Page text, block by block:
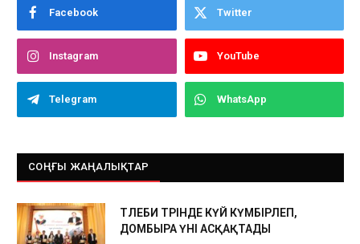
Facebook Twitter
Instagram YouTube
Telegram WhatsApp
СОҢҒЫ ЖАҢАЛЫҚТАР
ТӨЛЕБИ ТӨРІНДЕ КҮЙ КҮМБІРЛЕП,
ДОМБЫРА ҮНІ АСҚАҚТАДЫ